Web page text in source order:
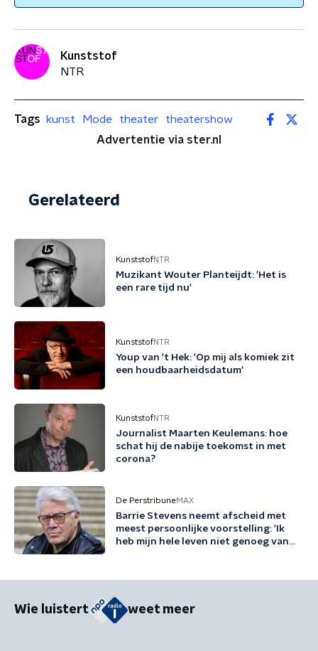
Kunststof
NTR
Tags kunst Mode theater
theatershow
Advertentie via ster.nl
Gerelateerd
KunststofNTR
Muzikant Wouter Planteijdt: 'Het is
een rare tijd nu'
KunststofNTR
Youp van 't Hek: 'Op mij als komiek zit
een houdbaarheidsdatum'
KunststofNTR
Journalist Maarten Keulemans: hoe
schat hij de nabije toekomst in met
corona?
De PerstribuneMAX
Barrie Stevens neemt afscheid met
meest persoonlijke voorstelling: 'Ik
heb mijn hele leven niet genoeg van
Wie luistert weet meer